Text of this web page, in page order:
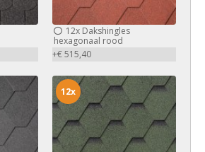
12xDakshingles
hexagonaal rood
+€ 515,40
12x